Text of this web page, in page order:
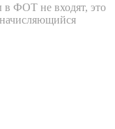
в ФОТ не входят, это